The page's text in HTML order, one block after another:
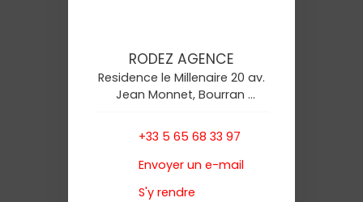
RODEZ AGENCE
Residence le Millenaire 20 av.
Jean Monnet, Bourran
+33 5 65 68 33 97
Envoyer un e-mail
S'y rendre